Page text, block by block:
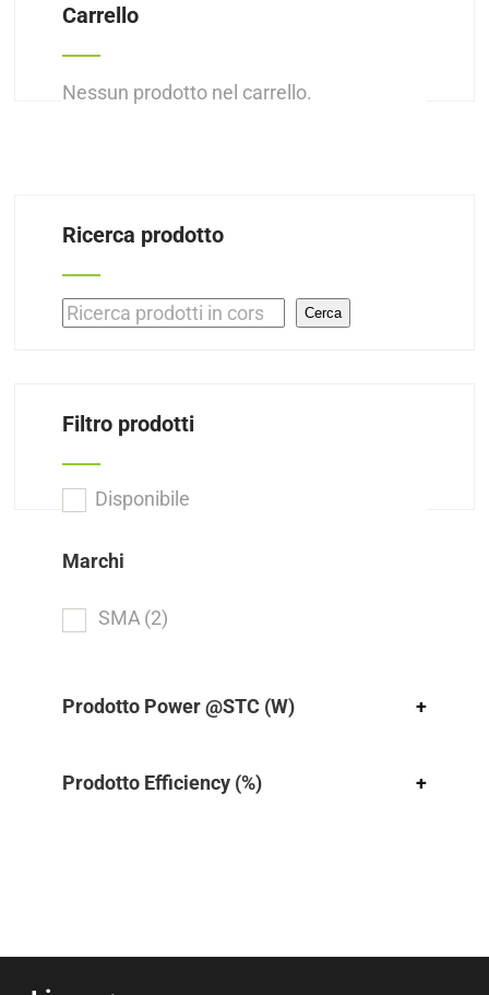
Carrello
Nessun prodotto nel carrello.
Ricerca prodotto
Cerca Cerca
Filtro prodotti
Disponibile
Marchi
SMA (2)
Prodotto Power @STC (W) +
Prodotto Efficiency (%) +